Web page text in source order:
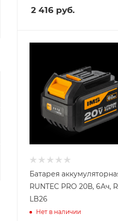
2 416 руб.
Батарея
RUNTEC PRO 20В, 6Ач,
LB26
Нет в наличии